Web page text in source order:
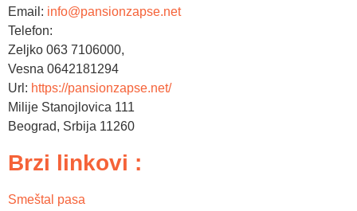
Email: info@pansionzapse.net
Telefon:
Zeljko 063 7106000,
Vesna 0642181294
Url: https://pansionzapse.net/
Milije Stanojlovica 111
Beograd, Srbija 11260
Brzi linkovi :
Smeštal pasa